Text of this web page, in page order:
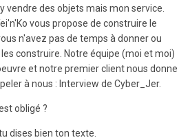
vendre des objets mais mon service.
vous propose de construire le
n'avez pas de temps à donner ou
construire. Notre équipe (moi et moi)
et notre premier client nous donne
à nous : Interview de Cyber_Jer.
obligé ?
dises bien ton texte.